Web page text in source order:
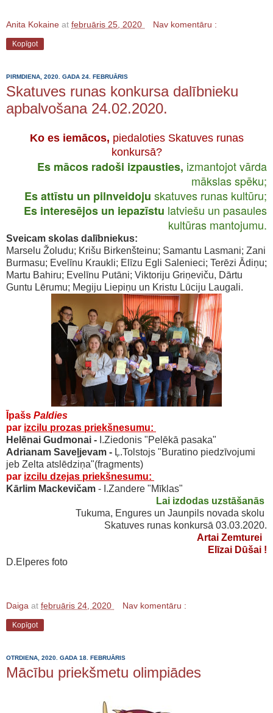
Anita Kokaine at februāris 25, 2020 Nav komentāru :
Kopīgot
PIRMDIENA, 2020. GADA 24. FEBRUĀRIS
Skatuves runas konkursa dalībnieku
apbalvošana 24.02.2020.
Ko es iemācos, piedaloties Skatuves runas
konkursā?
Es mācos radoši izpausties, izmantojot vārda
mākslas spēku;
Es attīstu un pilnveidoju skatuves runas kultūru;
Es interesējos un iepazīstu latviešu un pasaules
kultūras mantojumu.
Sveicam skolas dalībniekus:
Marselu Žoludu; Krišu Birkenšteinu; Samantu Lasmani; Zani
Burmasu; Evelīnu Kraukli; Elīzu Egli Salenieci; Terēzi Ādiņu;
Martu Bahiru; Evelīnu Putāni; Viktoriju Griņeviču, Dārtu
Guntu Lērumu; Megiju Liepiņu un Kristu Lūciju Laugali.
Īpašs Paldies
par izcilu prozas priekšnesumu:
Helēnai Gudmonai - I.Ziedonis "Pelēkā pasaka"
Adrianam Saveļjevam - Ļ.Tolstojs "Buratino piedzīvojumi
jeb Zelta atslēdziņa"(fragments)
par izcilu dzejas priekšnesumu:
Kārlim Mackevičam - I.Zandere "Mīklas"
Lai izdodas uzstāšanās
Tukuma, Engures un Jaunpils novada skolu
Skatuves runas konkursā 03.03.2020.
Artai Zemturei
Elīzai Dūšai !
D.Elperes foto
Daiga at februāris 24, 2020 Nav komentāru :
Kopīgot
OTRDIENA, 2020. GADA 18. FEBRUĀRIS
Mācību priekšmetu olimpiādes